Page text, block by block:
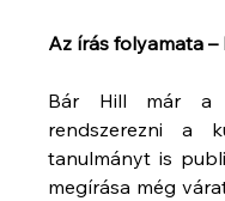
Az írás folyamata
Bár Hill már a
rendszerezni a
tanulmányt is
megírása még